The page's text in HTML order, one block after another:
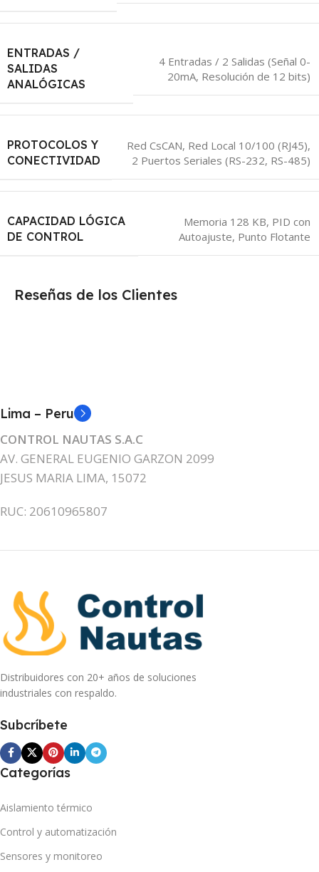
ENTRADAS /
SALIDAS
ANALÓGICAS
4 Entradas / 2 Salidas (Señal 0-
20mA, Resolución de 12 bits)
PROTOCOLOS Y
CONECTIVIDAD
Red CsCAN, Red Local 10/100 (RJ45),
2 Puertos Seriales (RS-232, RS-485)
CAPACIDAD LÓGICA
DE CONTROL
Memoria 128 KB, PID con
Autoajuste, Punto Flotante
Reseñas de los Clientes
Lima – Peru
CONTROL NAUTAS S.A.C
AV. GENERAL EUGENIO GARZON 2099
JESUS MARIA LIMA, 15072
RUC: 20610965807
Distribuidores con 20+ años de soluciones
industriales con respaldo.
Subcríbete
Categorías
Aislamiento térmico
Control y automatización
Sensores y monitoreo